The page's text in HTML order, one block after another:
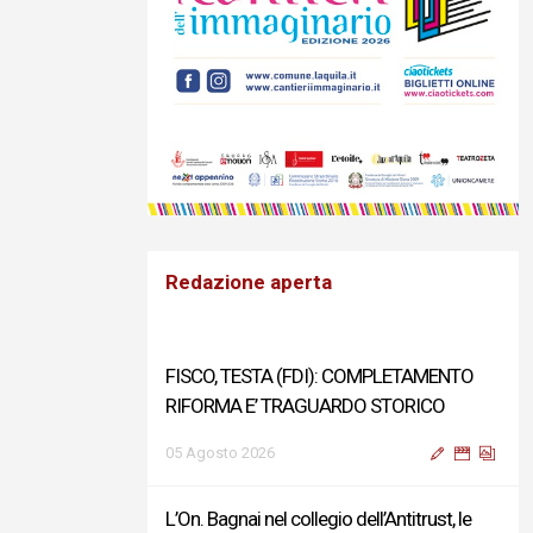
Redazione aperta
FISCO, TESTA (FDI): COMPLETAMENTO
RIFORMA E’ TRAGUARDO STORICO
05 Agosto 2026
L’On. Bagnai nel collegio dell’Antitrust, le